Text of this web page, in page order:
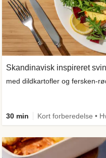
Skandinavisk inspireret
med dildkartofler og fersken-
30 min